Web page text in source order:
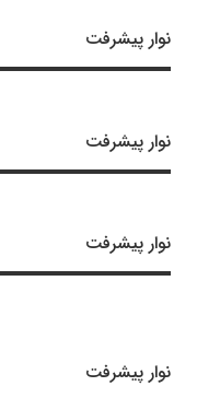
نوار پیشرفت
نوار پیشرفت
نوار پیشرفت
نوار پیشرفت